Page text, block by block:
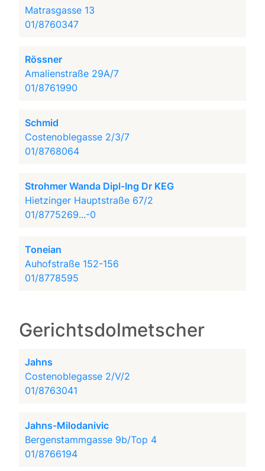
Matrasgasse 13
01/8760347
Rössner
Amalienstraße 29A/7
01/8761990
Schmid
Costenoblegasse 2/3/7
01/8768064
Strohmer Wanda Dipl-Ing Dr KEG
Hietzinger Hauptstraße 67/2
01/8775269...-0
Toneian
Auhofstraße 152-156
01/8778595
Gerichtsdolmetscher
Jahns
Costenoblegasse 2/V/2
01/8763041
Jahns-Milodanivic
Bergenstammgasse 9b/Top 4
01/8766194